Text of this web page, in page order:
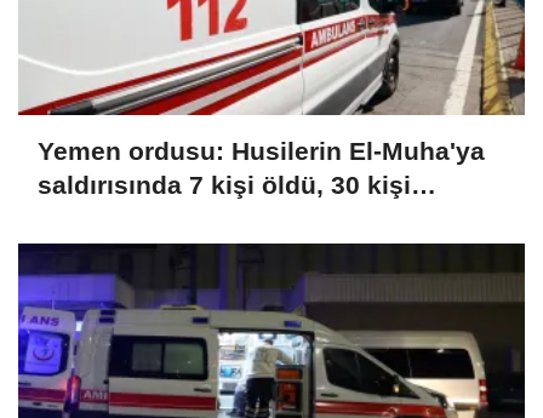
Yemen ordusu: Husilerin El-Muha'ya
saldırısında 7 kişi öldü, 30 kişi